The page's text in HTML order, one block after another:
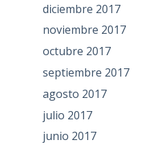
diciembre 2017
noviembre 2017
octubre 2017
septiembre 2017
agosto 2017
julio 2017
junio 2017